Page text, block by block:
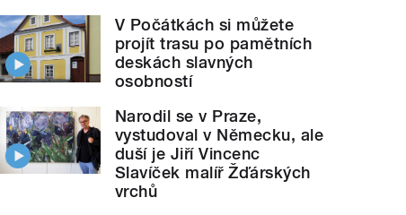
V Počátkách si můžete
projít trasu po pamětních
deskách slavných
osobností
Narodil se v Praze,
vystudoval v Německu, ale
duší je Jiří Vincenc
Slavíček malíř Žďárských
vrchů